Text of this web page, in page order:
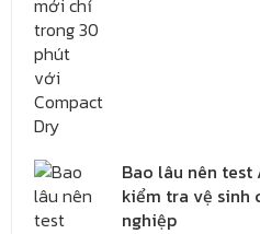
Bao lâu nên test
kiểm tra vệ sinh
nghiệp